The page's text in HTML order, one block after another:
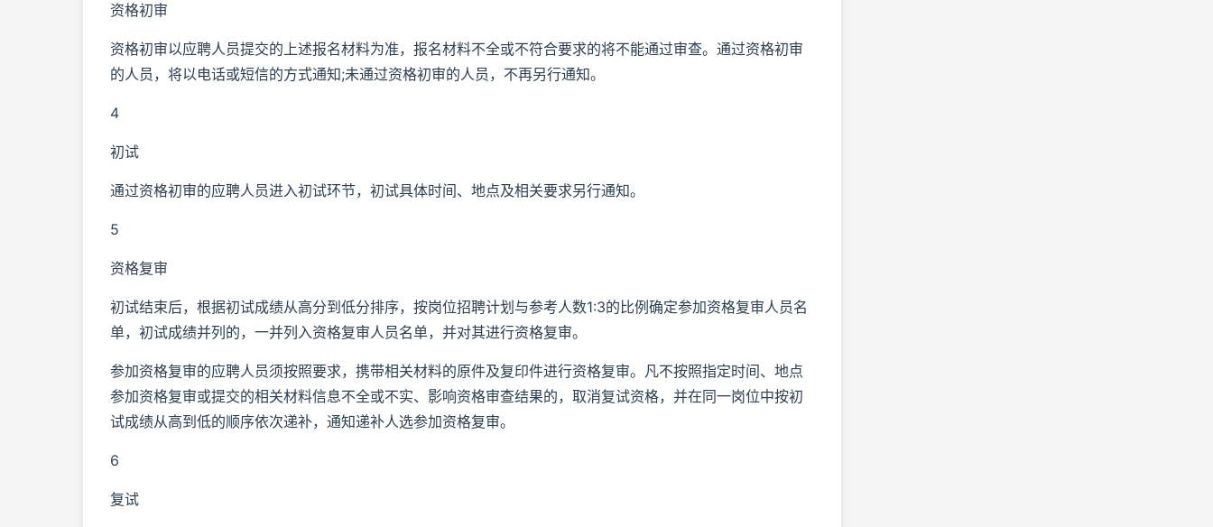
资格初审
资格初审以应聘人员提交的上述报名材料为准，报名材料不全或不符合要求的将不能通过审查。通过资格初审
的人员，将以电话或短信的方式通知;未通过资格初审的人员，不再另行通知。
4
初试
通过资格初审的应聘人员进入初试环节，初试具体时间、地点及相关要求另行通知。
5
资格复审
初试结束后，根据初试成绩从高分到低分排序，按岗位招聘计划与参考人数1:3的比例确定参加资格复审人员名
单，初试成绩并列的，一并列入资格复审人员名单，并对其进行资格复审。
参加资格复审的应聘人员须按照要求，携带相关材料的原件及复印件进行资格复审。凡不按照指定时间、地点
参加资格复审或提交的相关材料信息不全或不实、影响资格审查结果的，取消复试资格，并在同一岗位中按初
试成绩从高到低的顺序依次递补，通知递补人选参加资格复审。
6
复试